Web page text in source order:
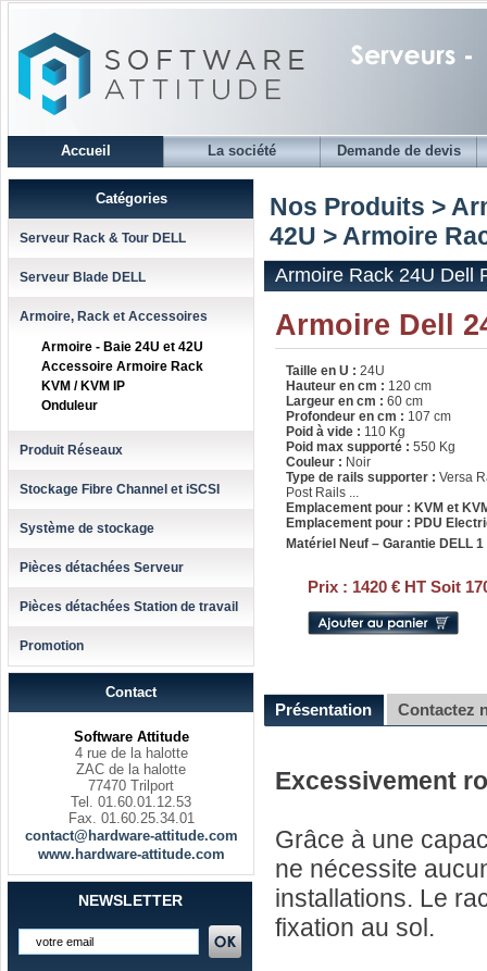
Accueil La société Demande de devis
Catégories
Serveur Rack & Tour DELL
Serveur Blade DELL
Armoire, Rack et Accessoires
Armoire - Baie 24U et 42U
Accessoire Armoire Rack
KVM / KVM IP
Onduleur
Produit Réseaux
Stockage Fibre Channel et iSCSI
Système de stockage
Pièces détachées Serveur
Pièces détachées Station de travail
Promotion
Contact
Software Attitude
4 rue de la halotte
ZAC de la halotte
77470 Trilport
Tel. 01.60.01.12.53
Fax. 01.60.25.34.01
contact@hardware-attitude.com
www.hardware-attitude.com
NEWSLETTER
Nos Produits >
42U > Armoire
Armoire Rack 24U Dell
Armoire Dell
Taille en U : 24U
Hauteur en cm : 120 cm
Largeur en cm : 60 cm
Profondeur en cm : 107 cm
Poid à vide : 110 Kg
Poid max supporté : 550 Kg
Couleur : Noir
Type de rails supporter : Versa
Post Rails ...
Emplacement pour : KVM et
Emplacement pour : PDU
Matériel Neuf – Garantie DELL 1
Prix : 1420 € HT Soit
Présentation Contactez
Excessivement
Grâce à une
ne nécessite
installations. Le
fixation au sol.